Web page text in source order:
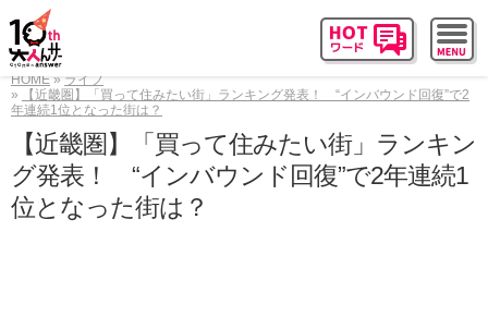
HOME
ライフ
【近畿圏】「買って住みたい街」ランキング発表！ “インバウンド回復”で2
年連続1位となった街は？
【近畿圏】「買って住みたい街」ランキン
グ発表！ “インバウンド回復”で2年連続1
位となった街は？